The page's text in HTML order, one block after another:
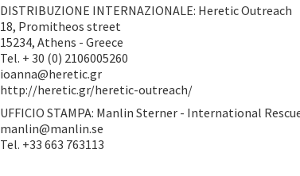
DISTRIBUZIONE INTERNAZIONALE: Heretic Outreach
18, Promitheos street
15234, Athens - Greece
Tel. + 30 (0) 2106005260
ioanna@heretic.gr
http://heretic.gr/heretic-outreach/
UFFICIO STAMPA: Manlin Sterner - International
manlin@manlin.se
Tel. +33 663 763113